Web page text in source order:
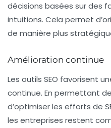
décisions basées sur des
intuitions. Cela permet
de manière plus
Amélioration continue
Les outils SEO favorisent
continue. En permettant
d’optimiser les efforts de
les entreprises restent